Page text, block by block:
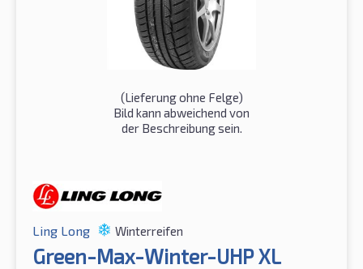
(Lieferung ohne Felge)
Bild kann abweichend von
der Beschreibung sein.
Ling Long Winterreifen
Green-Max-Winter-UHP XL